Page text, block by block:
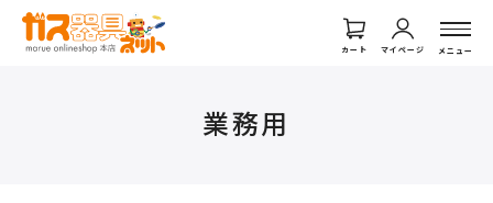
カート マイページ メニュー
業務用